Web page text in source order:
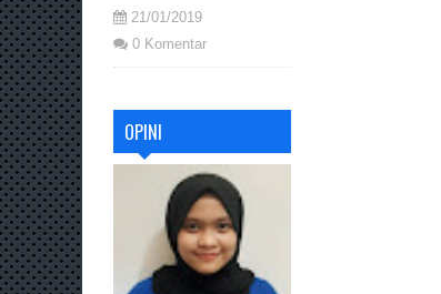
21/01/2019
0 Komentar
OPINI